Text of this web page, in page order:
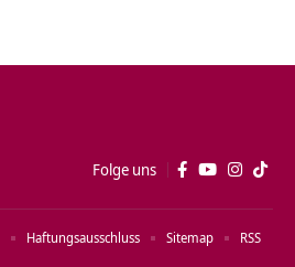
Folge uns
Haftungsausschluss Sitemap RSS